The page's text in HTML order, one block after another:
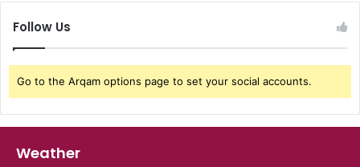
Follow Us
Go to the Arqam options page to set your social accounts.
Weather